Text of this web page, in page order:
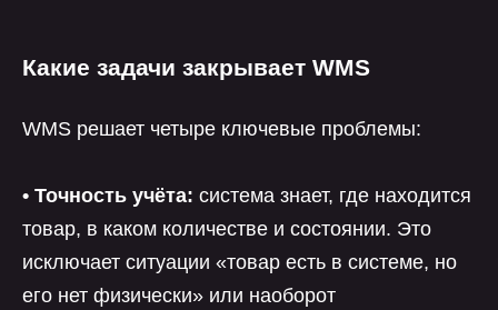
Какие задачи закрывает WMS
WMS решает четыре ключевые проблемы:
• Точность учёта: система знает, где находится
товар, в каком количестве и состоянии. Это
исключает ситуации «товар есть в системе, но
его нет физически» или наоборот